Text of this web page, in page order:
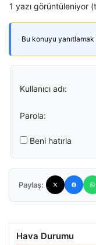
1 yazı görüntüleniyor
Bu konuyu yanıtlamak
Kullanıcı adı:
Parola:
Beni hatırla
Paylaş:
Hava Durumu